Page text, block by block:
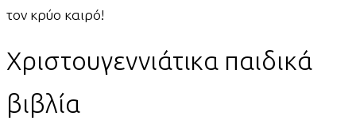
τον κρύο καιρό!
Χριστουγεννιάτικα παιδικά
βιβλία